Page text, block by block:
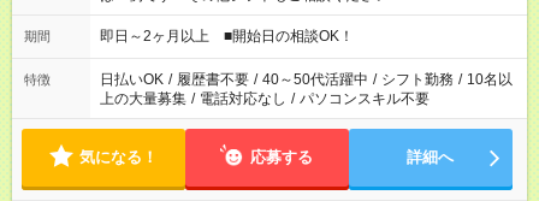
期間 即日～2ヶ月以上 ■開始日の相談OK！
特徴 日払いOK / 履歴書不要 / 40～50代活躍中 / シフト勤務 / 10名以
上の大量募集 / 電話対応なし / パソコンスキル不要
気になる！ 応募する 詳細へ